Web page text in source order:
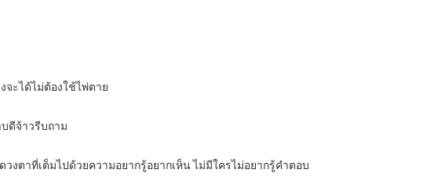
จะได้ไม่ต้องใช้ไพ่ตาย
ดีจ้าวรีบถาม
งตาที่เต็มไปด้วยความอยากรู้อยากเห็น ไม่มีใครไม่อยากรู้คำตอบ